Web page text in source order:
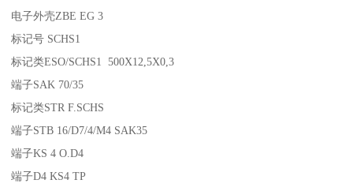
电子外壳ZBE EG 3
标记号 SCHS1
标记类ESO/SCHS1 500X12,5X0,3
端子SAK 70/35
标记类STR F.SCHS
端子STB 16/D7/4/M4 SAK35
端子KS 4 O.D4
端子D4 KS4 TP